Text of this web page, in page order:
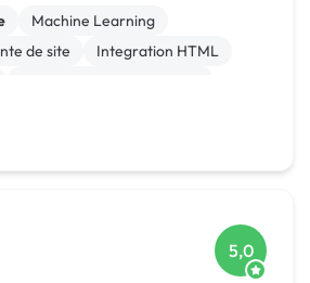
Machine Learning
de site
Integration HTML
5,0